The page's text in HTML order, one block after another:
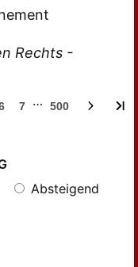
Rechts -
7 … 500
Absteigend